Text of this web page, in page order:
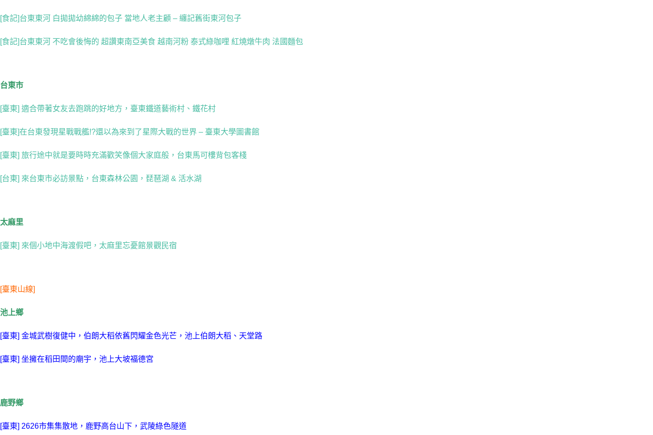
[食記]台東東河 白拋拋幼綿綿的包子 當地人老主顧 – 纏記舊街東河包子
[食記]台東東河 不吃會後悔的 超讚東南亞美食 越南河粉 泰式綠咖哩 紅燒燉牛肉 法國麵包
台東市
[臺東] 適合帶著女友去跑跳的好地方，臺東鐵道藝術村、鐵花村
[臺東]在台東發現星戰戰艦!?還以為來到了星際大戰的世界 – 臺東大學圖書館
[臺東] 旅行途中就是要時時充滿歡笑像個大家庭般，台東馬可樓背包客棧
[台東] 來台東市必訪景點，台東森林公園，琵琶湖 & 活水湖
太麻里
[臺東] 來個小地中海渡假吧，太麻里忘憂館景觀民宿
[臺東山線]
池上鄉
[臺東] 金城武樹復健中，伯朗大稻依舊閃耀金色光芒，池上伯朗大稻、天堂路
[臺東] 坐擁在稻田間的廟宇，池上大坡福德宮
鹿野鄉
[臺東] 2626市集集散地，鹿野高台山下，武陵綠色隧道